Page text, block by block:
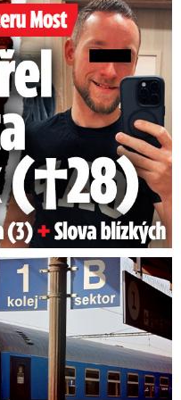
Dominik (†28)